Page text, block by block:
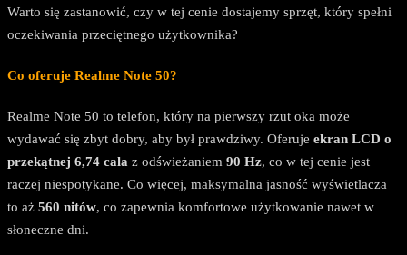
Warto się zastanowić, czy w tej cenie dostajemy sprzęt, który spełni
oczekiwania przeciętnego użytkownika?
Co oferuje Realme Note 50?
Realme Note 50 to telefon, który na pierwszy rzut oka może
wydawać się zbyt dobry, aby był prawdziwy. Oferuje ekran LCD o
przekątnej 6,74 cala z odświeżaniem 90 Hz, co w tej cenie jest
raczej niespotykane. Co więcej, maksymalna jasność wyświetlacza
to aż 560 nitów, co zapewnia komfortowe użytkowanie nawet w
słoneczne dni.